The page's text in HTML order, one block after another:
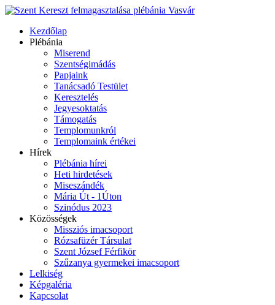
Kezdőlap
Plébánia
Miserend
Szentségimádás
Papjaink
Tanácsadó Testület
Keresztelés
Jegyesoktatás
Támogatás
Templomunkról
Templomaink értékei
Hírek
Plébánia hírei
Heti hirdetések
Miseszándék
Mária Út - 1Úton
Szinódus 2023
Közösségek
Missziós imacsoport
Rózsafüzér Társulat
Szent József Férfikör
Szűzanya gyermekei imacsoport
Lelkiség
Képgaléria
Kapcsolat